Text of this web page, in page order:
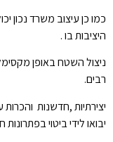
כמו כן עיצוב משרד נכון
היציבות בו .
ניצול השטח באופן
רבים.
יצירתיות ,חדשנות
יבואו לידי ביטוי